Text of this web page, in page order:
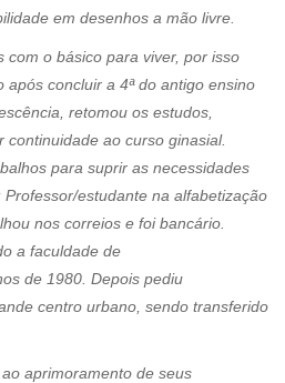
em desenhos a mão livre.
com o básico para viver, por isso
concluir a 4ª do antigo ensino
retomou os estudos,
ao curso ginasial.
para suprir as necessidades
estudante na alfabetização
nos correios e foi bancário.
a faculdade de
de 1980. Depois pediu
centro urbano, sendo transferido
aprimoramento de seus